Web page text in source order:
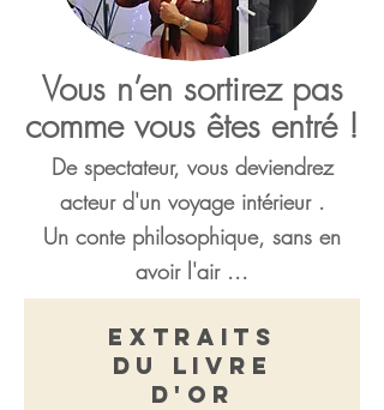
Vous n’en sortirez pas
comme vous êtes entré !
De spectateur, vous deviendrez
acteur d'un voyage intérieur .
Un conte philosophique, sans en
avoir l'air ...
extraits
du livre
d'or